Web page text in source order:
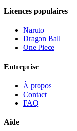
Licences populaires
Naruto
Dragon Ball
One Piece
Entreprise
À propos
Contact
FAQ
Aide